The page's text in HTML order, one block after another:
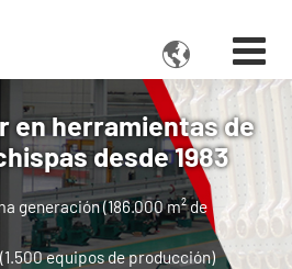

en herramientas de
desde 1983
generación (186.000 m² de
equipos de producción)